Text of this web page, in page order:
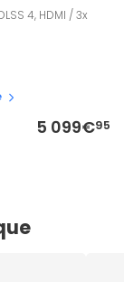
4, HDMI / 3x
5 099€95